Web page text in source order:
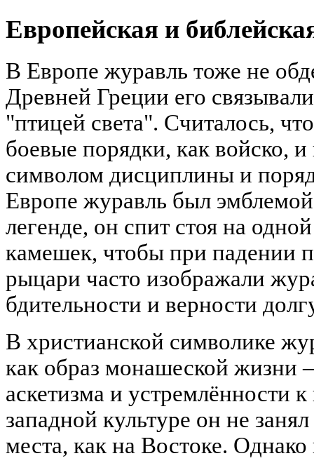
Европейская и
В Европе журавль тоже не
Древней Греции его
"птицей света". Считалось,
боевые порядки, как войско,
символом дисциплины и
Европе журавль был
легенде, он спит стоя на
камешек, чтобы при падении
рыцари часто изображали
бдительности и верности
В христианской символике
как образ монашеской жизни
аскетизма и устремлённости
западной культуре он не
места, как на Востоке.